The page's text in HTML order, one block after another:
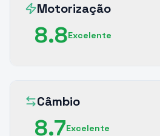
Motorização
8.8Excelente
Câmbio
8.7Excelente